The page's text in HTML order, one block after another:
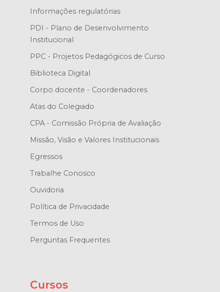
Informações regulatórias
PDI - Plano de Desenvolvimento
Institucional
PPC - Projetos Pedagógicos de Curso
Biblioteca Digital
Corpo docente - Coordenadores
Atas do Colegiado
CPA - Comissão Própria de Avaliação
Missão, Visão e Valores Institucionais
Egressos
Trabalhe Conosco
Ouvidoria
Política de Privacidade
Termos de Uso
Perguntas Frequentes
Cursos